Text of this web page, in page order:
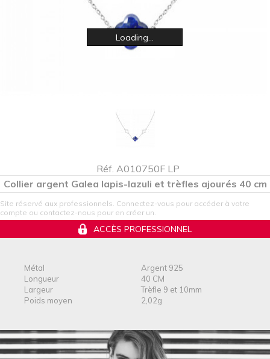
Loading...
Réf. A010750F LP
Collier argent Galea lapis-lazuli et trèfles ajourés 40 cm
Site réservé aux professionnels. Connectez-vous pour accéder à votre
compte ou contactez-nous pour en créer un.
ACCÈS PROFESSIONNEL
Métal
Argent 925
Longueur
40 CM
Largeur
Trèfle 9 et 10mm
Poids moyen
2,02g